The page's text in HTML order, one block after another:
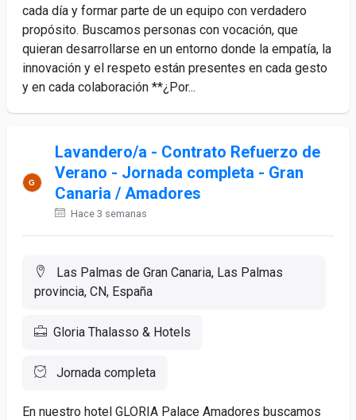
cada día y formar parte de un equipo con verdadero
propósito. Buscamos personas con vocación, que
quieran desarrollarse en un entorno donde la empatía, la
innovación y el respeto están presentes en cada gesto
y en cada colaboración **¿Por...
Lavandero/a - Contrato Refuerzo de
Verano - Jornada completa - Gran
Canaria / Amadores
Hace 3 semanas
Las Palmas de Gran Canaria, Las Palmas
provincia, CN, España
Gloria Thalasso & Hotels
Jornada completa
En nuestro hotel GLORIA Palace Amadores buscamos